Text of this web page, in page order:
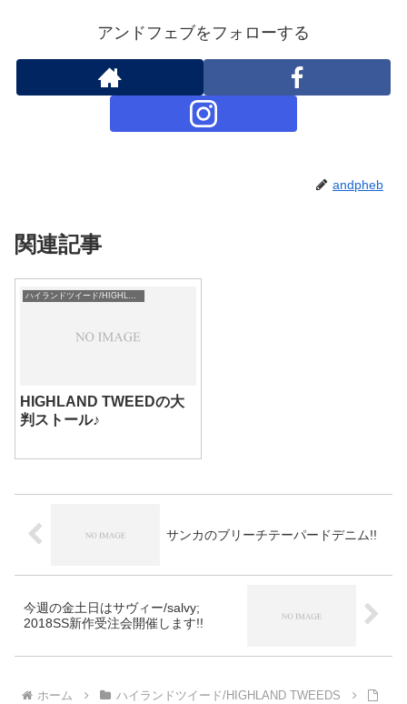
アンドフェブをフォローする
andpheb
関連記事
HIGHLAND TWEEDの大
判ストール♪
サンカのブリーチテーパードデニム!!
今週の金土日はサヴィー/salvy;
2018SS新作受注会開催します!!
ホーム ハイランドツイード/HIGHLAND TWEEDS